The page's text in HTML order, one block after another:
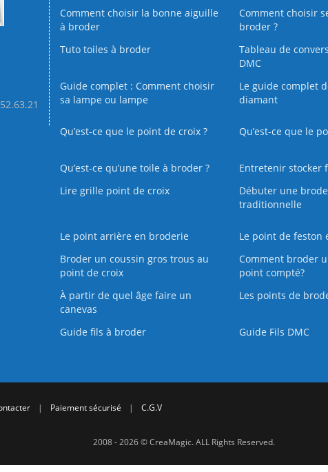
Comment choisir la bonne aiguille
à broder
Comment choisir
broder ?
Tuto toiles à broder
Tableau de
DMC
Guide complet : Comment choisir
sa lampe ou lampe
Le guide complet
diamant
Qu’est-ce que le point de croix ?
Qu’est-ce que le
Qu’est‑ce qu’une toile à broder ?
Entretenir stocker
Lire grille point de croix
Débuter une
traditionnelle
Le point arrière en broderie
Le point de feston
Broder un coussin gros trous au
point de croix
Comment broder
point compté?
À partir de quel âge faire un
canevas
Les points de
Guide fils à broder
Guide Fils DMC
| Paiement sécurisé | C.G.V
2008 - 2026 © CreaMagic. ALL Rights Reserved.